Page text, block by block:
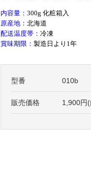
内容量： 300g 化粧箱入
原産地： 北海道
配送温度帯： 冷凍
賞味期限： 製造日より1年
型番 010b
販売価格 1,900円